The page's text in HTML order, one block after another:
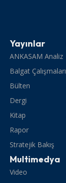
Yayınlar
ANKASAM Analiz
Balgat Çalışmaları
Bülten
Dergi
Kitap
Rapor
Stratejik Bakış
Multimedya
Video